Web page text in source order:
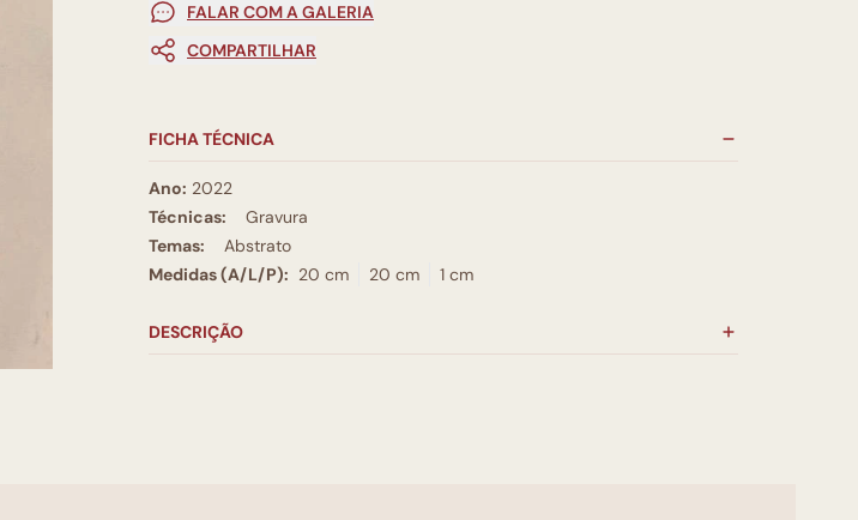
FALAR COM A GALERIA
COMPARTILHAR
FICHA TÉCNICA
Ano: 2022
Técnicas:
Gravura
Temas:
Abstrato
Medidas (A/L/P): 20 cm 20 cm 1 cm
DESCRIÇÃO